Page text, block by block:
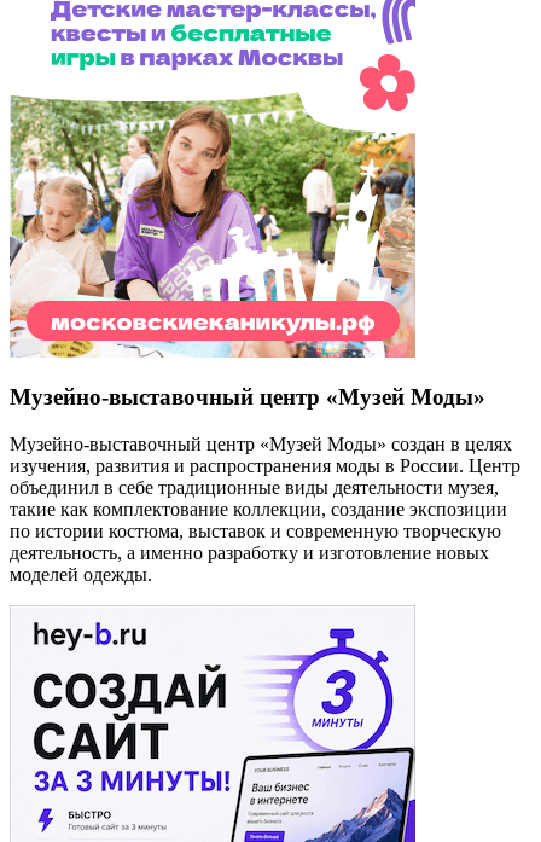
Музейно-выставочный центр «Музей Моды»
Музейно-выставочный центр «Музей Моды» создан в целях
изучения, развития и распространения моды в России. Центр
объединил в себе традиционные виды деятельности музея,
такие как комплектование коллекции, создание экспозиции
по истории костюма, выставок и современную творческую
деятельность, а именно разработку и изготовление новых
моделей одежды.